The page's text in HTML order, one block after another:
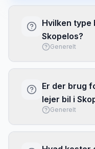
Hvilken type
Skopelos?
Generelt
på grusveje
Er der brug
lejer bil i
Generelt